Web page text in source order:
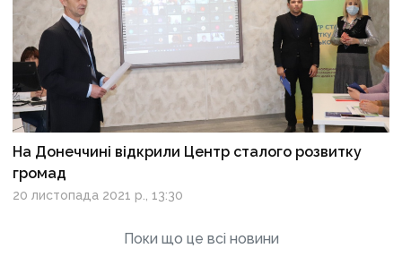
На Донеччині відкрили Центр сталого розвитку
громад
20 листопада 2021 р., 13:30
Поки що це всі новини